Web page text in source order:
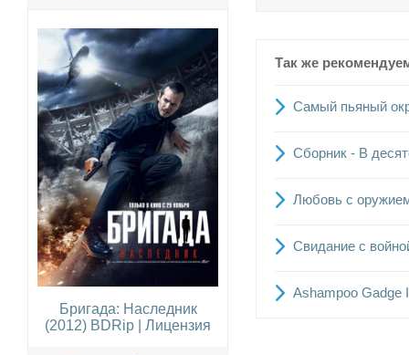
Так же
Самый пьяный
Сборник - В
Любовь с
Свидание с
Ashampoo Gadge
Бригада: Наследник
(2012) BDRip | Лицензия